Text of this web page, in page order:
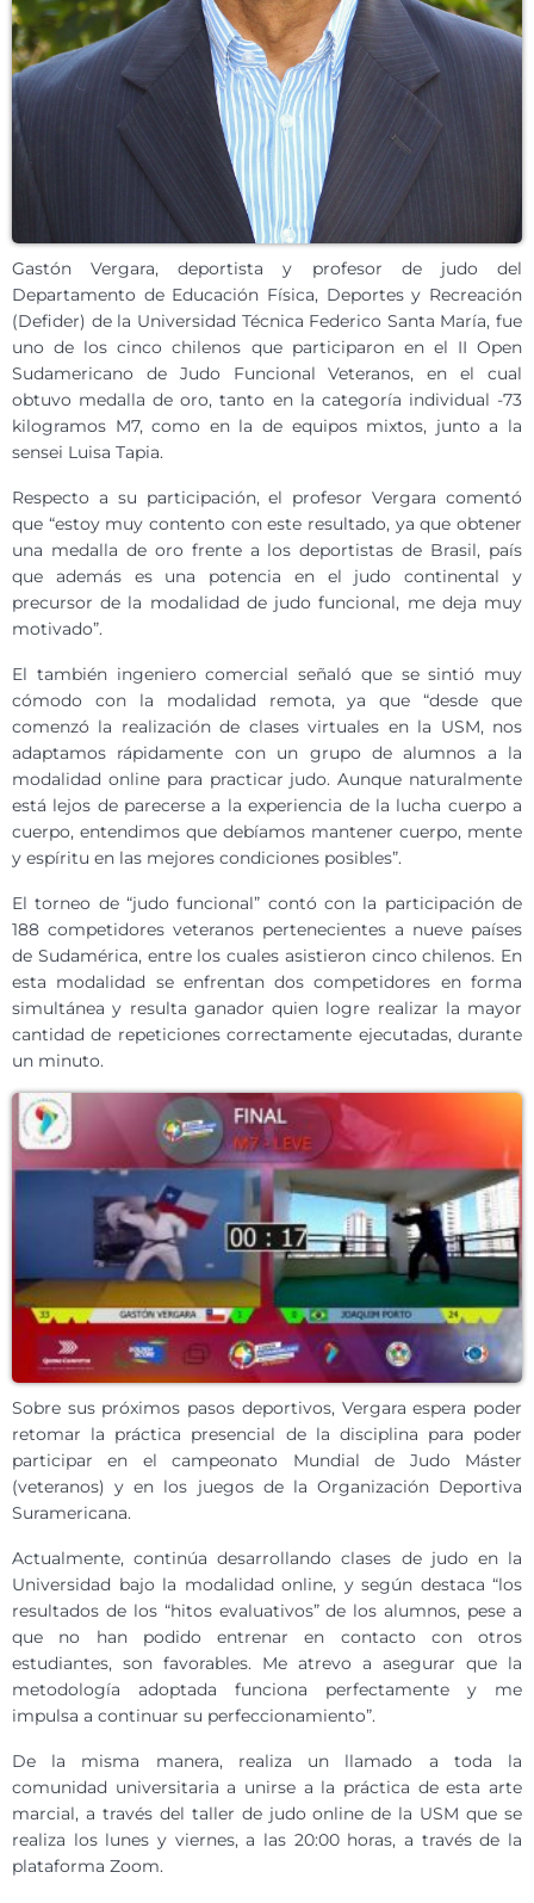
Gastón Vergara, deportista y profesor de judo del
Departamento de Educación Física, Deportes y Recreación
(Defider) de la Universidad Técnica Federico Santa María, fue
uno de los cinco chilenos que participaron en el II Open
Sudamericano de Judo Funcional Veteranos, en el cual
obtuvo medalla de oro, tanto en la categoría individual -73
kilogramos M7, como en la de equipos mixtos, junto a la
sensei Luisa Tapia.
Respecto a su participación, el profesor Vergara comentó
que “estoy muy contento con este resultado, ya que obtener
una medalla de oro frente a los deportistas de Brasil, país
que además es una potencia en el judo continental y
precursor de la modalidad de judo funcional, me deja muy
motivado”.
El también ingeniero comercial señaló que se sintió muy
cómodo con la modalidad remota, ya que “desde que
comenzó la realización de clases virtuales en la USM, nos
adaptamos rápidamente con un grupo de alumnos a la
modalidad online para practicar judo. Aunque naturalmente
está lejos de parecerse a la experiencia de la lucha cuerpo a
cuerpo, entendimos que debíamos mantener cuerpo, mente
y espíritu en las mejores condiciones posibles”.
El torneo de “judo funcional” contó con la participación de
188 competidores veteranos pertenecientes a nueve países
de Sudamérica, entre los cuales asistieron cinco chilenos. En
esta modalidad se enfrentan dos competidores en forma
simultánea y resulta ganador quien logre realizar la mayor
cantidad de repeticiones correctamente ejecutadas, durante
un minuto.
Sobre sus próximos pasos deportivos, Vergara espera poder
retomar la práctica presencial de la disciplina para poder
participar en el campeonato Mundial de Judo Máster
(veteranos) y en los juegos de la Organización Deportiva
Suramericana.
Actualmente, continúa desarrollando clases de judo en la
Universidad bajo la modalidad online, y según destaca “los
resultados de los “hitos evaluativos” de los alumnos, pese a
que no han podido entrenar en contacto con otros
estudiantes, son favorables. Me atrevo a asegurar que la
metodología adoptada funciona perfectamente y me
impulsa a continuar su perfeccionamiento”.
De la misma manera, realiza un llamado a toda la
comunidad universitaria a unirse a la práctica de esta arte
marcial, a través del taller de judo online de la USM que se
realiza los lunes y viernes, a las 20:00 horas, a través de la
plataforma Zoom.